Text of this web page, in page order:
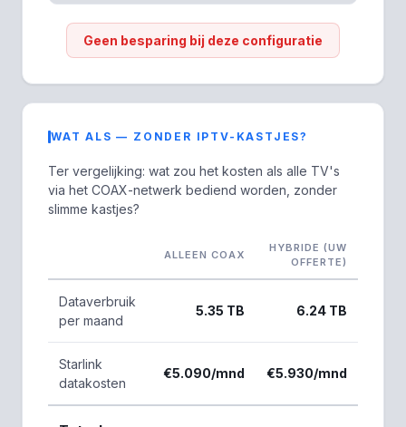
Geen besparing bij deze configuratie
WAT ALS — ZONDER IPTV-KASTJES?
Ter vergelijking: wat zou het kosten als alle TV's
via het COAX-netwerk bediend worden, zonder
slimme kastjes?
ALLEEN COAX
HYBRIDE (UW
OFFERTE)
Dataverbruik
per maand
5.35 TB 6.24 TB
Starlink
datakosten
€5.090/mnd €5.930/mnd